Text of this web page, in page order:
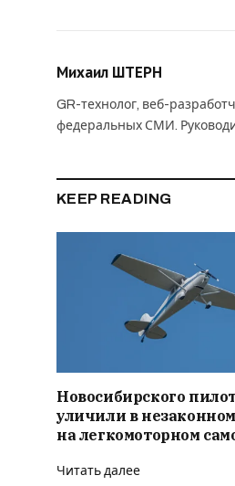
Михаил ШТЕРН
GR-технолог, веб-
федеральных СМИ.
KEEP READING
Новосибирского
уличили в
на легкомоторном
Читать далее